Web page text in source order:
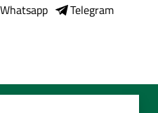
Whatsapp
Telegram